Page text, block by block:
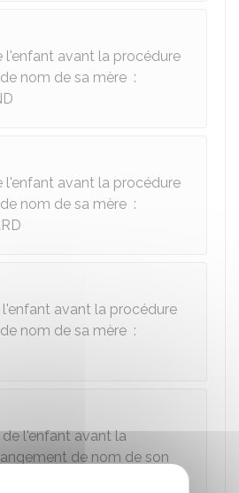
l'enfant avant la procédure
nom de sa mère :
l'enfant avant la procédure
nom de sa mère :
l'enfant avant la procédure
nom de sa mère :
de l'enfant avant la
de nom de son
BERGER